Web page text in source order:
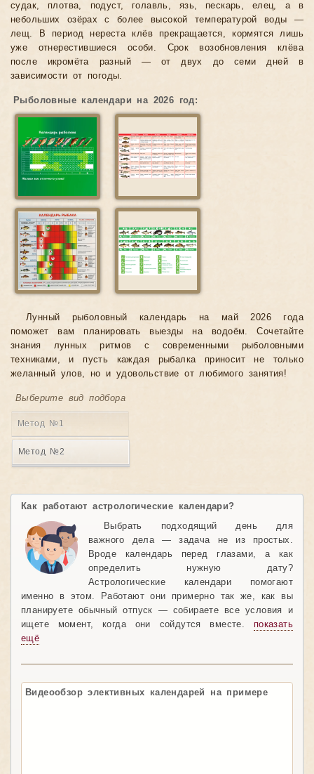
судак, плотва, подуст, голавль, язь, пескарь, елец, а в
небольших озёрах с более высокой температурой воды —
лещ. В период нереста клёв прекращается, кормятся лишь
уже отнерестившиеся особи. Срок возобновления клёва
после икромёта разный — от двух до семи дней в
зависимости от погоды.
Рыболовные календари на 2026 год:
Лунный рыболовный календарь на май 2026 года
поможет вам планировать выезды на водоём. Сочетайте
знания лунных ритмов с современными рыболовными
техниками, и пусть каждая рыбалка приносит не только
желанный улов, но и удовольствие от любимого занятия!
Выберите вид подбора
Метод №1
Метод №2
Как работают астрологические календари?
Выбрать подходящий день для
важного дела — задача не из простых.
Вроде календарь перед глазами, а как
определить нужную дату?
Астрологические календари помогают
именно в этом. Работают они примерно так же, как вы
планируете обычный отпуск — собираете все условия и
ищете момент, когда они сойдутся вместе. показать
ещё
Видеообзор элективных календарей на примере